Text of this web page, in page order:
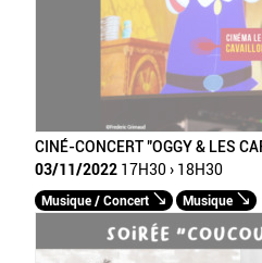
CINÉ-CONCERT "OGGY & LES
03/11/2022 17H30 › 18H30
Musique / Concert Musique